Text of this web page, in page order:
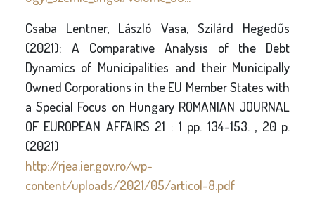
Csaba Lentner, László Vasa, Szilárd Hegedűs
(2021): A Comparative Analysis of the Debt
Dynamics of Municipalities and their Municipally
Owned Corporations in the EU Member States with
a Special Focus on Hungary ROMANIAN JOURNAL
OF EUROPEAN AFFAIRS 21 : 1 pp. 134-153. , 20 p.
(2021)
http://rjea.ier.gov.ro/wp-
content/uploads/2021/05/articol-8.pdf